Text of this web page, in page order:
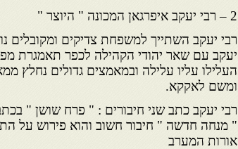
2 – רבי יעקב איפרגאן המכונה " היוצר "
רבי יעקב השתייך למשפחת צדיקים ומקובלים
יעקב עם שאר יהודי הקהילה לכפר תאמגרת
העלילו עליו עלילה ובמאמצים גדולים נחלץ
ומשם לאקקא.
רבי יעקב כתב שני חיבורים : " פרח שושן "
" מנחה חדשה " חיבור חשוב והוא פירוש על
אורות המערב